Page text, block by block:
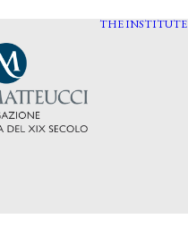
THE INSTITUTE